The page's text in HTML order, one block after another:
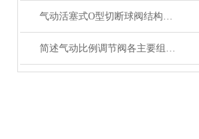
气动活塞式O型切断球阀结构特点分析
简述气动比例调节阀各主要组成部分的功能特点